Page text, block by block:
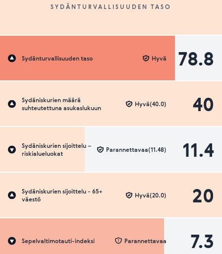
SYDÄNTURVALLISUUDEN TASO
Sydänturvallisuuden taso 78.8
Hyvä
Sydäniskurien määrä
suhteutettuna asukaslukuun
40
Hyvä(40.0)
Sydäniskurien sijoittelu –
riskialueluokat
11.4
Parannettavaa(11.48)
Sydäniskurien sijoittelu - 65+
väestö
20
Hyvä(20.0)
Sepelvaltimotauti-indeksi 7.3
Parannettavaa